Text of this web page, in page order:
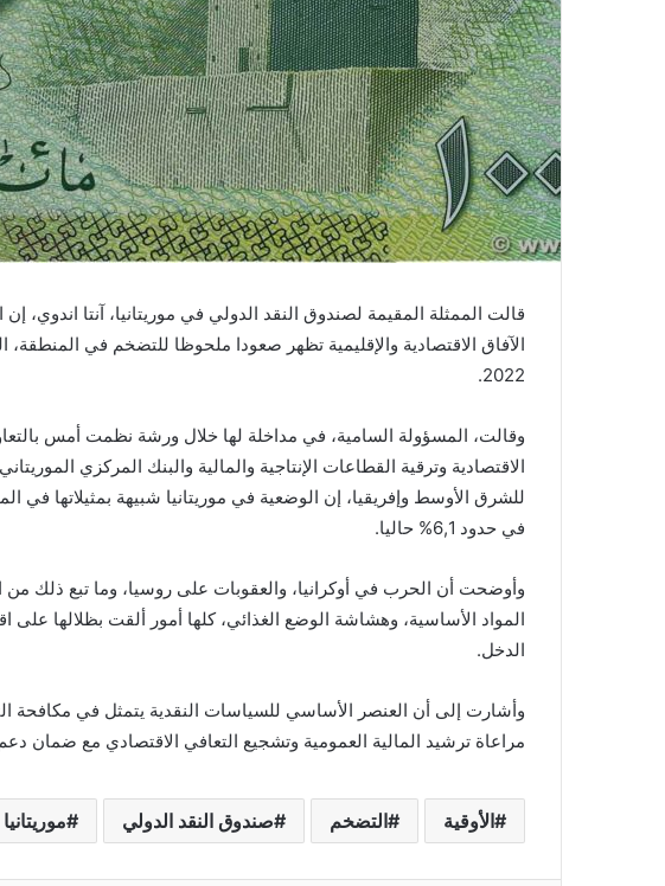
قالت الممثلة المقيمة لصندوق النقد الدولي في موريتانيا، آنتا اندوي،
2022.
وقالت، المسؤولة السامية، في مداخلة لها خلال ورشة نظمت أمس
الاقتصادية وترقية القطاعات الإنتاجية والمالية والبنك المركزي
في حدود 6,1% حاليا.
وأوضحت أن الحرب في أوكرانيا، والعقوبات على روسيا، وما تبع ذلك من
المواد الأساسية، وهشاشة الوضع الغذائي، كلها أمور ألقت بظلالها
الدخل.
وأشارت إلى أن العنصر الأساسي للسياسات النقدية يتمثل في مكافحة
مراعاة ترشيد المالية العمومية وتشجيع التعافي الاقتصادي مع ضمان
الأوقية التضخم صندوق النقد الدولي موريتانيا